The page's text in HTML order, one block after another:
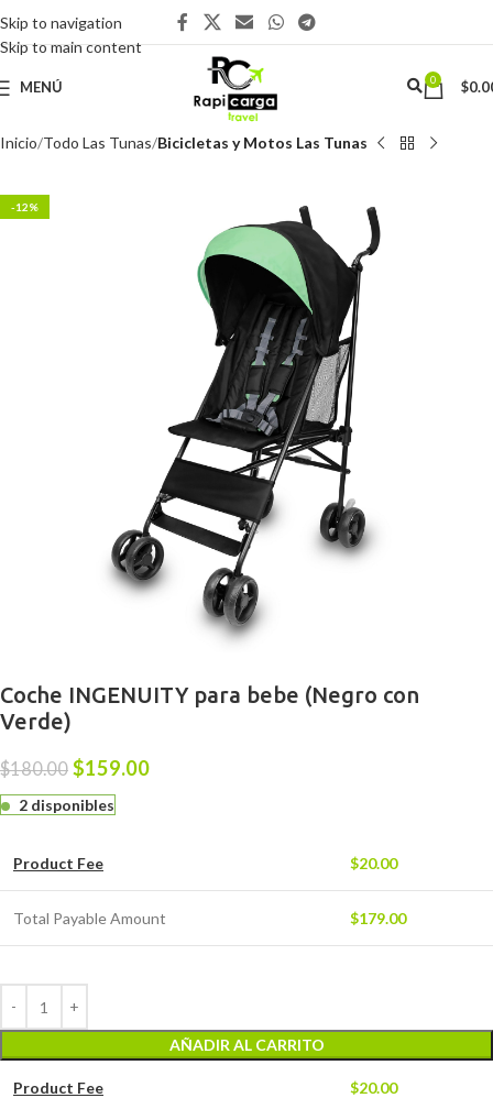
Skip to navigation
Skip to main content
MENÚ 0 $
Inicio Todo Las Tunas Bicicletas y Motos Las Tunas
-12%
Coche INGENUITY para bebe (Negro con
Verde)
$180.00 $159.00
2 disponibles
Product Fee $20.00
Total Payable Amount $179.00
AÑADIR AL CARRITO
Product Fee $20.00